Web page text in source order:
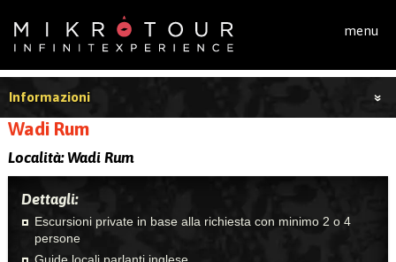
menu
Informazioni
Wadi Rum
Località:Wadi Rum
Dettagli:
Escursioni private in base alla richiesta con minimo 2 o 4
persone